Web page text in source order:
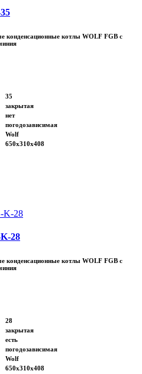
конденсационные котлы WOLF FGB с
35
закрытая
нет
погодозависимая
Wolf
650х310х408
28
конденсационные котлы WOLF FGB с
28
закрытая
есть
погодозависимая
Wolf
650х310х408